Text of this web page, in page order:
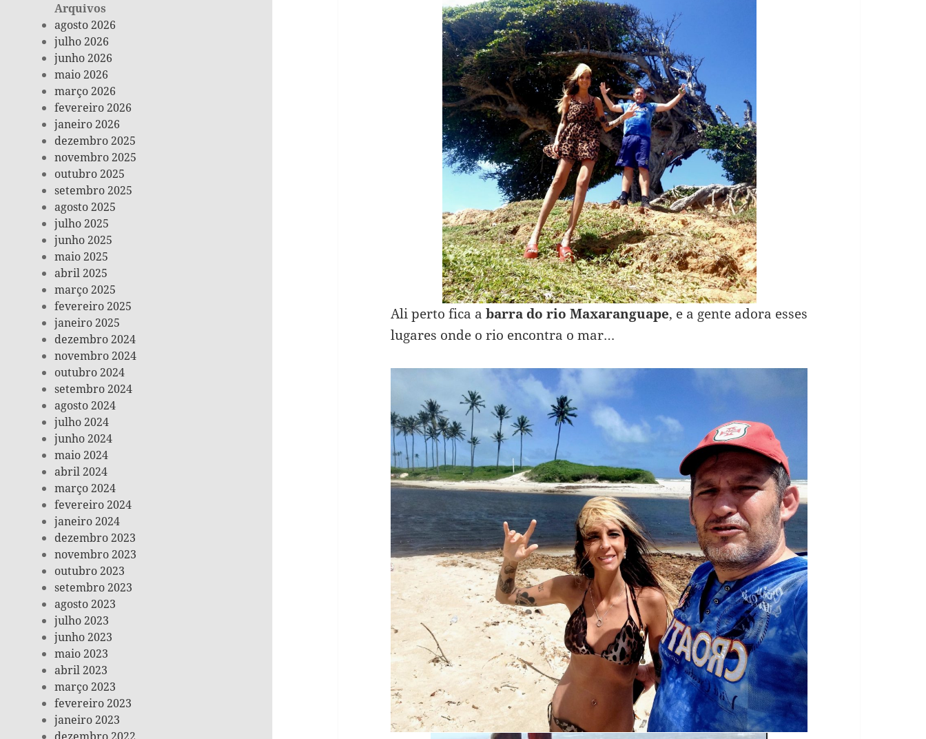
Arquivos
agosto 2026
julho 2026
junho 2026
maio 2026
março 2026
fevereiro 2026
janeiro 2026
dezembro 2025
novembro 2025
outubro 2025
setembro 2025
agosto 2025
julho 2025
junho 2025
maio 2025
abril 2025
março 2025
fevereiro 2025
janeiro 2025
dezembro 2024
novembro 2024
outubro 2024
setembro 2024
agosto 2024
julho 2024
junho 2024
maio 2024
abril 2024
março 2024
fevereiro 2024
janeiro 2024
dezembro 2023
novembro 2023
outubro 2023
setembro 2023
agosto 2023
julho 2023
junho 2023
maio 2023
abril 2023
março 2023
fevereiro 2023
janeiro 2023
Ali perto fica a barra do rio Maxaranguape, e a gente adora esses
lugares onde o rio encontra o mar…